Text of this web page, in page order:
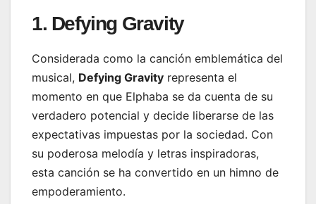
1. Defying Gravity
Considerada como la canción emblemática del
musical, Defying Gravity representa el
momento en que Elphaba se da cuenta de su
verdadero potencial y decide liberarse de las
expectativas impuestas por la sociedad. Con
su poderosa melodía y letras inspiradoras,
esta canción se ha convertido en un himno de
empoderamiento.